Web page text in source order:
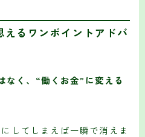
るワンポイントアドバ
なく、“働くお金”に変える
してしまえば一瞬で消えま